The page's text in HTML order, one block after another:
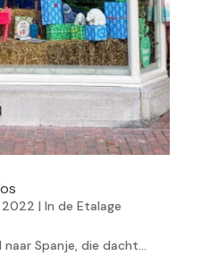
2022 | In de Etalage
naar Spanje, die dacht…